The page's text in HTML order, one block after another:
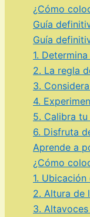
¿Cómo
Guía
Guía
1.
2. La regla
3.
4.
5. Calibra
6. Disfruta
Aprende a
¿Cómo
1.
2. Altura de
3.